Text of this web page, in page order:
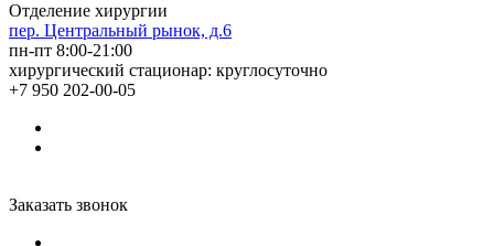
Отделение хирургии
пер. Центральный рынок, д.6
пн-пт 8:00-21:00
хирургический стационар: круглосуточно
+7 950 202-00-05
Заказать звонок